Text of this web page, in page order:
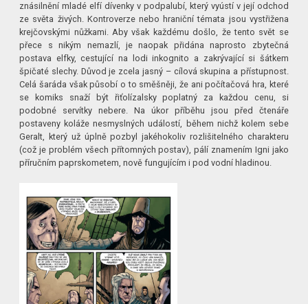
znásilnění mladé elfí dívenky v podpalubí, který vyústí v její odchod
ze světa živých. Kontroverze nebo hraniční témata jsou vystřižena
krejčovskými nůžkami. Aby však každému došlo, že tento svět se
přece s nikým nemazlí, je naopak přidána naprosto zbytečná
postava elfky, cestující na lodi inkognito a zakrývající si šátkem
špičaté slechy. Důvod je zcela jasný – cílová skupina a přístupnost.
Celá šaráda však působí o to směšněji, že ani počítačová hra, které
se komiks snaží být řiťolízalsky poplatný za každou cenu, si
podobné servítky nebere. Na úkor příběhu jsou před čtenáře
postaveny koláže nesmyslných událostí, během nichž kolem sebe
Geralt, který už úplně pozbyl jakéhokoliv rozlišitelného charakteru
(což je problém všech přítomných postav), pálí znamením Igni jako
příručním paprskometem, nově fungujícím i pod vodní hladinou.